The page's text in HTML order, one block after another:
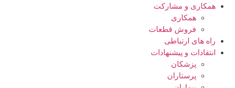
همکاری و مشارکت
همکاری
فروش قطعات
راه های ارتباطی
انتقادات و پيشنهادات
پزشكان
پرستاران